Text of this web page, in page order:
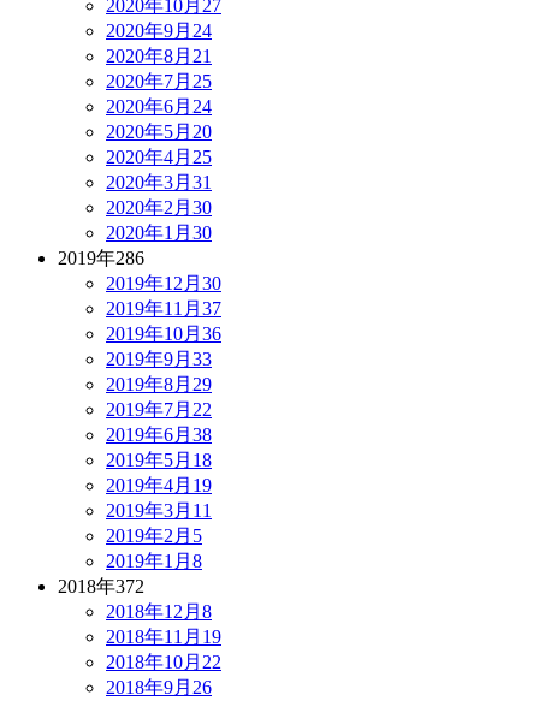
2020年10月 27
2020年9月 24
2020年8月 21
2020年7月 25
2020年6月 24
2020年5月 20
2020年4月 25
2020年3月 31
2020年2月 30
2020年1月 30
2019年286
2019年12月 30
2019年11月 37
2019年10月 36
2019年9月 33
2019年8月 29
2019年7月 22
2019年6月 38
2019年5月 18
2019年4月 19
2019年3月 11
2019年2月 5
2019年1月 8
2018年372
2018年12月 8
2018年11月 19
2018年10月 22
2018年9月 26